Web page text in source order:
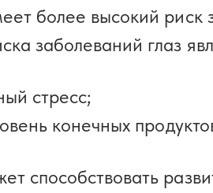
более высокий
заболеваний глаз
стресс;
конечных
способствовать